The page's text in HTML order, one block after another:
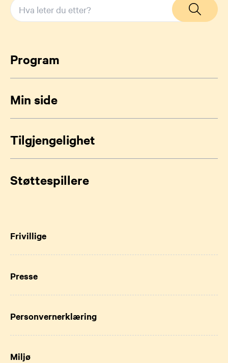
Program
Min side
Tilgjengelighet
Støttespillere
Frivillige
Presse
Personvernerklæring
Miljø